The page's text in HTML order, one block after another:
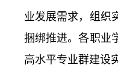
业发展需求，组织
捆绑推进。各职业
高水平专业群建设